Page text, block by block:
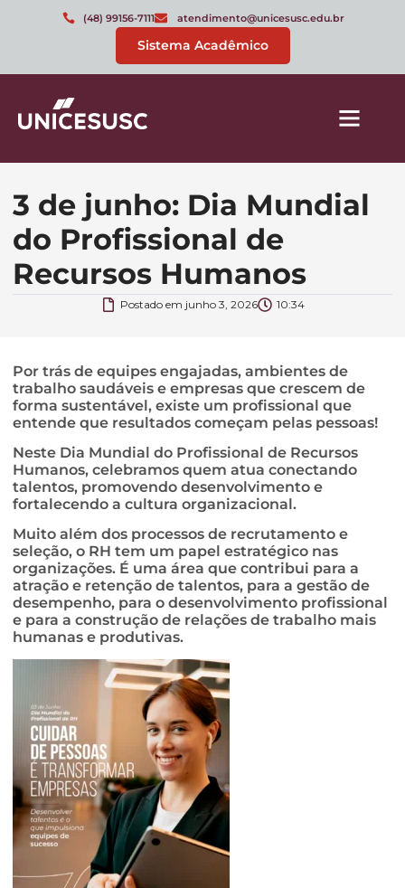
(48) 99156-7111 atendimento@unicesusc.edu.br
Sistema Acadêmico
3 de junho: Dia Mundial
do Profissional de
Recursos Humanos
Postado em junho 3, 2026 10:34
Por trás de equipes engajadas, ambientes de
trabalho saudáveis e empresas que crescem de
forma sustentável, existe um profissional que
entende que resultados começam pelas pessoas!
Neste Dia Mundial do Profissional de Recursos
Humanos, celebramos quem atua conectando
talentos, promovendo desenvolvimento e
fortalecendo a cultura organizacional.
Muito além dos processos de recrutamento e
seleção, o RH tem um papel estratégico nas
organizações. É uma área que contribui para a
atração e retenção de talentos, para a gestão de
desempenho, para o desenvolvimento profissional
e para a construção de relações de trabalho mais
humanas e produtivas.